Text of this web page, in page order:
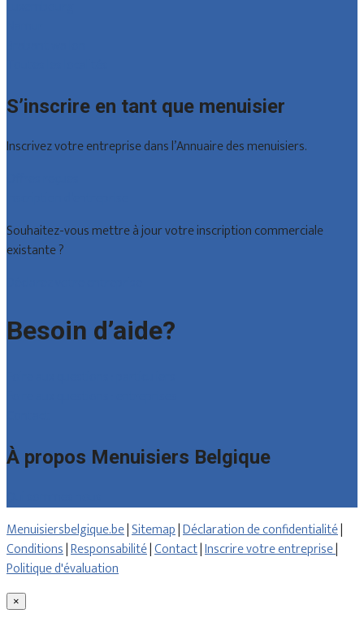
S’inscrire en tant que menuisier
Inscrivez votre entreprise dans l’Annuaire des menuisiers.
Souhaitez-vous mettre à jour votre inscription commerciale
existante ?
Besoin d’aide?
À propos Menuisiers Belgique
Menuisiersbelgique.be|Sitemap|Déclaration de confidentialité|
Conditions|Responsabilité|Contact|Inscrire votre entreprise|
Politique d'évaluation
×